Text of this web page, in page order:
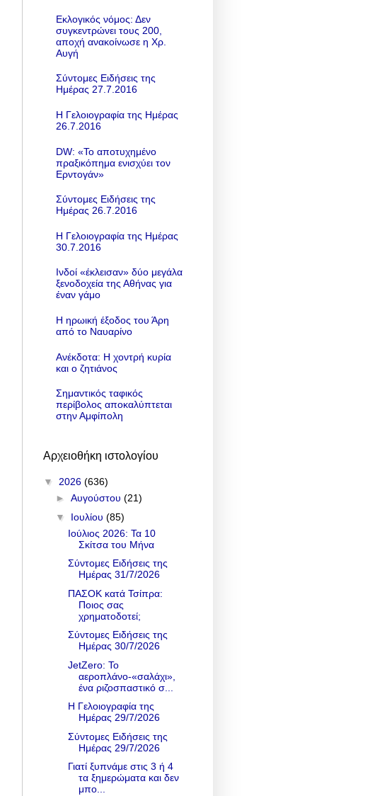
Εκλογικός νόμος: Δεν
συγκεντρώνει τους 200,
αποχή ανακοίνωσε η Χρ.
Αυγή
Σύντομες Ειδήσεις της
Ημέρας 27.7.2016
Η Γελοιογραφία της Ημέρας
26.7.2016
DW: «To αποτυχημένο
πραξικόπημα ενισχύει τον
Ερντογάν»
Σύντομες Ειδήσεις της
Ημέρας 26.7.2016
Η Γελοιογραφία της Ημέρας
30.7.2016
Ινδοί «έκλεισαν» δύο μεγάλα
ξενοδοχεία της Αθήνας για
έναν γάμο
Η ηρωική έξοδος του Άρη
από το Ναυαρίνο
Ανέκδοτα: Η χοντρή κυρία
και ο ζητιάνος
Σημαντικός ταφικός
περίβολος αποκαλύπτεται
στην Αμφίπολη
Αρχειοθήκη ιστολογίου
▼ 2026 (636)
► Αυγούστου (21)
▼ Ιουλίου (85)
Ιούλιος 2026: Τα 10
Σκίτσα του Μήνα
Σύντομες Ειδήσεις της
Ημέρας 31/7/2026
ΠΑΣΟΚ κατά Τσίπρα:
Ποιος σας
χρηματοδοτεί;
Σύντομες Ειδήσεις της
Ημέρας 30/7/2026
JetZero: Το
αεροπλάνο-«σαλάχι»,
ένα ριζοσπαστικό σ...
Η Γελοιογραφία της
Ημέρας 29/7/2026
Σύντομες Ειδήσεις της
Ημέρας 29/7/2026
Γιατί ξυπνάμε στις 3 ή 4
τα ξημερώματα και δεν
μπο...